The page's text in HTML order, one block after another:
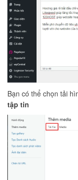
Bạn có thể chọn tải
tập tin